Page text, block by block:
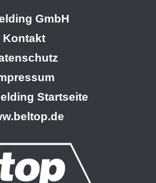
GmbH
Kontakt
Startseite